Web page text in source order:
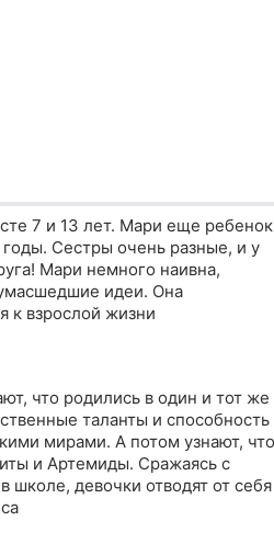
7 и 13 лет. Мари еще
Сестры очень разные, и у
Мари немного наивна,
идеи. Она
к взрослой жизни
что родились в один и тот же
таланты и способность
мирами. А потом узнают, что
и Артемиды. Сражаясь с
школе, девочки отводят от себя